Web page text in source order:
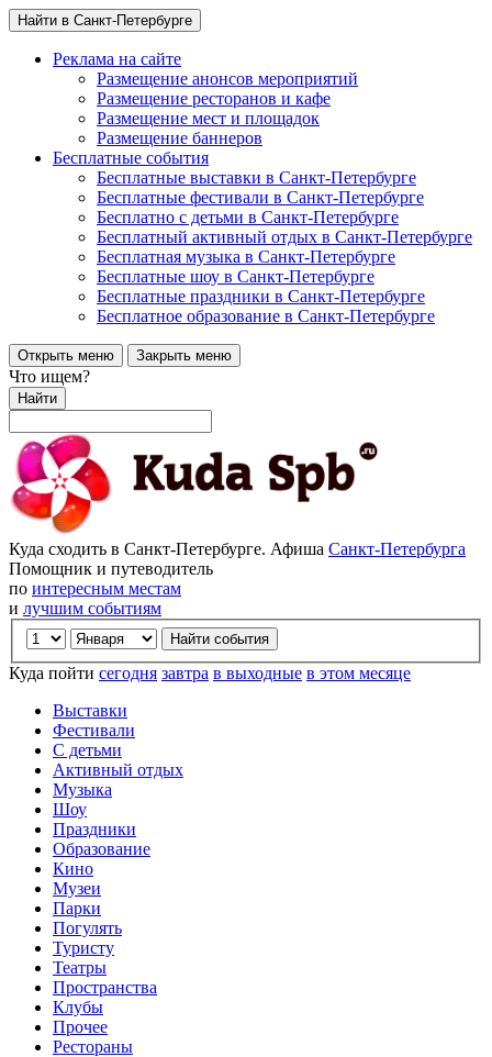
Найти в Санкт-Петербурге
Реклама на сайте
Размещение анонсов мероприятий
Размещение ресторанов и кафе
Размещение мест и площадок
Размещение баннеров
Бесплатные события
Бесплатные выставки в Санкт-Петербурге
Бесплатные фестивали в Санкт-Петербурге
Бесплатно с детьми в Санкт-Петербурге
Бесплатный активный отдых в Санкт-Петербурге
Бесплатная музыка в Санкт-Петербурге
Бесплатные шоу в Санкт-Петербурге
Бесплатные праздники в Санкт-Петербурге
Бесплатное образование в Санкт-Петербурге
Открыть меню Закрыть меню
Что ищем?
Найти
Куда сходить в Санкт-Петербурге. Афиша Санкт-Петербурга
Помощник и путеводитель
по интересным местам
и лучшим событиям
Куда пойти сегодня завтра в выходные в этом месяце
Выставки
Фестивали
С детьми
Активный отдых
Музыка
Шоу
Праздники
Образование
Кино
Музеи
Парки
Погулять
Туристу
Театры
Пространства
Клубы
Прочее
Рестораны